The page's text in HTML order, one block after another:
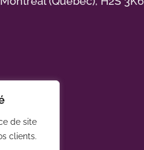
de site
clients.